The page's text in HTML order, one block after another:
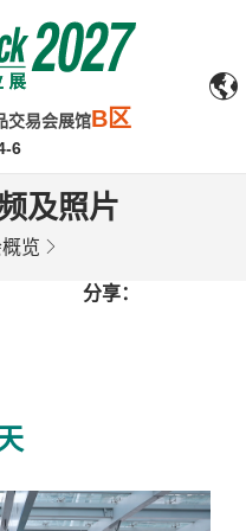
交易会展馆B区
6
及照片
览
分享：